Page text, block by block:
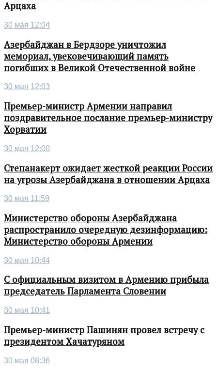
Арцаха
30 мая 12:04
Азербайджан в Бердзоре уничтожил
мемориал, увековечивающий память
погибших в Великой Отечественной войне
30 мая 12:03
Премьер-министр Армении направил
поздравительное послание премьер-министру
Хорватии
30 мая 12:00
Степанакерт ожидает жесткой реакции России
на угрозы Азербайджана в отношении Арцаха
30 мая 11:59
Министерство обороны Азербайджана
распространило очередную дезинформацию:
Министерство обороны Армении
30 мая 10:44
С официальным визитом в Армению прибыла
председатель Парламента Словении
30 мая 10:41
Премьер-министр Пашинян провел встречу с
президентом Хачатуряном
30 мая 08:36